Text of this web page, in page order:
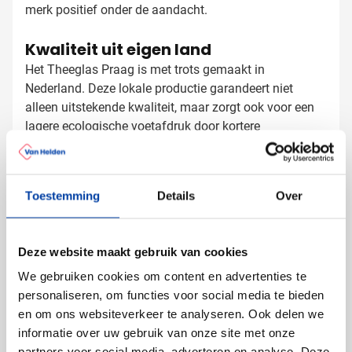
Toestemming Details Over
Deze website maakt gebruik van cookies
We gebruiken cookies om content en advertenties te
personaliseren, om functies voor social media te bieden
en om ons websiteverkeer te analyseren. Ook delen we
informatie over uw gebruik van onze site met onze
merk positief onder de aandacht.
Kwaliteit uit eigen land
Het Theeglas Praag is met trots gemaakt in
Nederland. Deze lokale productie garandeert niet
alleen uitstekende kwaliteit, maar zorgt ook voor een
lagere ecologische voetafdruk door kortere
transportafstanden. Het hittebestendige glas is
duurzaam en bestand tegen dagelijks gebruik, wat
Bij Van Helden Relatiegeschenken bedrukken we jouw
Praag theeglazen precies zoals jij dat wilt:
Met een tekst of slogan die past bij jouw merk
Dankzij onze jarenlange ervaring zorgen we ervoor dat
de bedrukking op het glas mooi blijft, ook na
veelvuldig gebruik en afwassen.